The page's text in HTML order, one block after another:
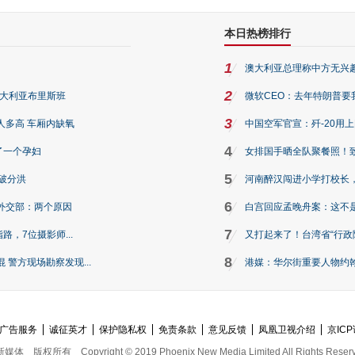
利亚布里斯班
多高 车厢内缺氧
一个孕妇
分洪
交部：两个原因
，7位摄影师...
警方现场勘察发现...
本日热榜排行
1 澳大利亚总理称中方无兴
2 微软CEO：去年特朗普要
3 中国空军官宣：歼-20用
4 女排国手晒全队聚餐照！
5 河南醉汉闯进小学打校长
6 白宫回应孟晚舟案：这不
7 又打起来了！台湾省“行
8 港媒：华尔街重要人物约
广告服务 诚征英才 保护隐私权 免责条款 意见反馈 凤凰卫视介绍
京
媒体
版权所有 Copyright © 2019 Phoenix New Media Limited All Rights